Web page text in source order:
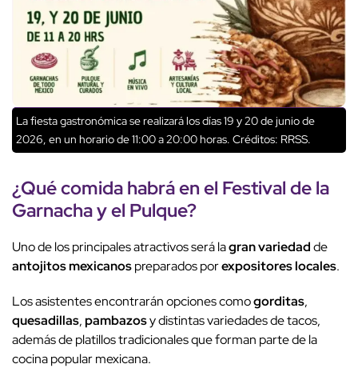
La fiesta gastronómica se realizará los días 19 y 20 de junio de
2026, en un horario de 11:00 a 20:00 horas. Créditos: RRSS.
¿Qué comida habrá en el Festival de la
Garnacha y el Pulque?
Uno de los principales atractivos será lagran variedadde
antojitos mexicanospreparados porexpositores locales.
Los asistentes encontrarán opciones comogorditas,
quesadillas,pambazosy distintas variedades de tacos,
además de platillos tradicionales que forman parte de la
cocina popular mexicana.